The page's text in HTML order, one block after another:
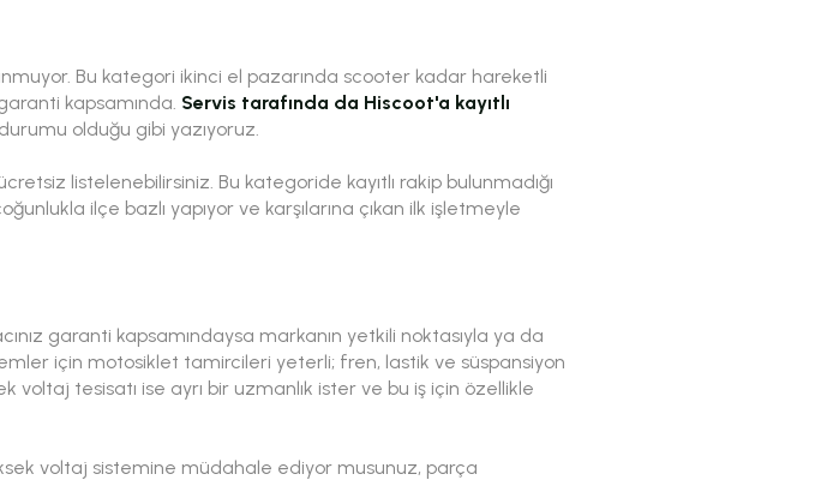
Bu kategori ikinci el pazarında scooter kadar hareketli
kapsamında. Servis tarafında da Hiscoot'a kayıtlı
olduğu gibi yazıyoruz.
listelenebilirsiniz. Bu kategoride kayıtlı rakip bulunmadığı
ilçe bazlı yapıyor ve karşılarına çıkan ilk işletmeyle
garanti kapsamındaysa markanın yetkili noktasıyla ya da
için motosiklet tamircileri yeterli; fren, lastik ve süspansiyon
tesisatı ise ayrı bir uzmanlık ister ve bu iş için özellikle
voltaj sistemine müdahale ediyor musunuz, parça